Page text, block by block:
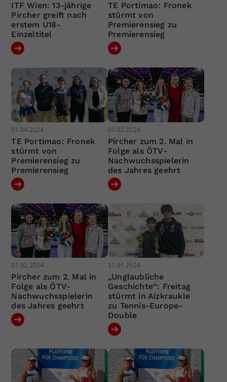
ITF Wien: 13-jährige
Pircher greift nach
erstem U18-
Einzeltitel
TE Portimao: Fronek
stürmt von
Premierensieg zu
Premierensieg
01.04.2024
TE Portimao: Fronek
stürmt von
Premierensieg zu
Premierensieg
01.02.2024
Pircher zum 2. Mal in
Folge als ÖTV-
Nachwuchsspielerin
des Jahres geehrt
01.02.2024
Pircher zum 2. Mal in
Folge als ÖTV-
Nachwuchsspielerin
des Jahres geehrt
31.01.2024
„Unglaubliche
Geschichte“: Freitag
stürmt in Aizkraukle
zu Tennis-Europe-
Double